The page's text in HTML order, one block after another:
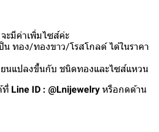
ะมีค่าเพิ่มไซส์ค่ะ
น ทอง/ทองขาว/โรสโกลด์ ได้ในราคา
ยนแปลงขึ้นกับ ชนิดทองและไซส์แหวน
ที่ Line ID : @Lnijewelry หรือกดด้าน